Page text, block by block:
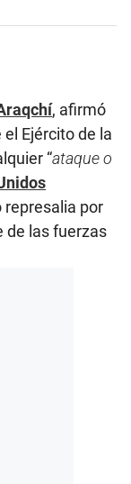
, afirmó
Ejército de la
“ataque o
represalia por
de las fuerzas